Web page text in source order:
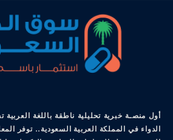
أول منصـة خبرية تحليلية ناطقة باللغة
الدواء في المملكة العربية السعودية.. توفر